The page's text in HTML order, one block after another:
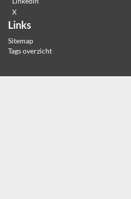
X
Links
Sitemap
Tags overzicht